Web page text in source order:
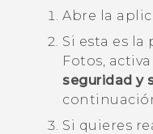
Abre la
Si esta es la
Fotos,
seguridad y
Si quieres